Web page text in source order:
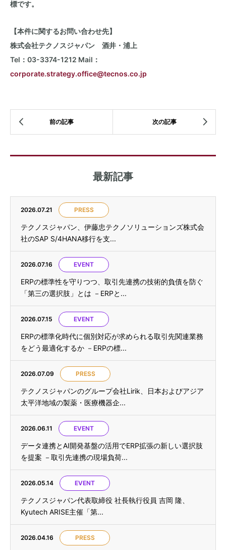
標です。
【本件に関するお問い合わせ先】
株式会社テクノスジャパン 酒井・浦上
Tel：03-3374-1212 Mail：
corporate.strategy.office@tecnos.co.jp
最新記事
2026.07.21 PRESS
テクノスジャパン、伊藤忠テクノソリューションズ株式会
社のSAP S/4HANA移行を支...
2026.07.16 EVENT
ERPの標準性を守りつつ、取引先連携の技術的負債を防ぐ
「第三の選択肢」とは －ERPと...
2026.07.15 EVENT
ERPの標準化時代に個別対応が求められる取引先関連業務
をどう最適化するか －ERPの標...
2026.07.09 PRESS
テクノスジャパンのグループ会社Lirik、日本およびアジア
太平洋地域の製薬・医療機器企...
2026.06.11 EVENT
データ連携とAI開発基盤の活用でERP拡張の新しい選択肢
を提案 －取引先連携の現場負荷...
2026.05.14 EVENT
テクノスジャパン代表取締役 社長執行役員 吉岡 隆、
Kyutech ARISE主催「第...
2026.04.16 PRESS